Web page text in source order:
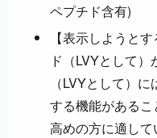
ペプチド含有)
【表示しようと
ド（LVYとして
（LVYとして）
する機能がある
高めの方に適して